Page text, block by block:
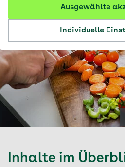
Individuelle
Ausgewählte
Inhalte im